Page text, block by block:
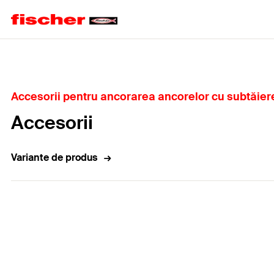
Accesorii pentru ancorarea ancorelor cu
Accesorii
Variante de produs